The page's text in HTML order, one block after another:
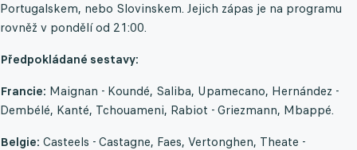
Portugalskem, nebo Slovinskem. Jejich zápas je na programu
rovněž v pondělí od 21:00.
Předpokládané sestavy:
Francie: Maignan - Koundé, Saliba, Upamecano, Hernández -
Dembélé, Kanté, Tchouameni, Rabiot - Griezmann, Mbappé.
Belgie: Casteels - Castagne, Faes, Vertonghen, Theate -